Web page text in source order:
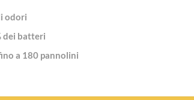
odori
dei batteri
a 180 pannolini